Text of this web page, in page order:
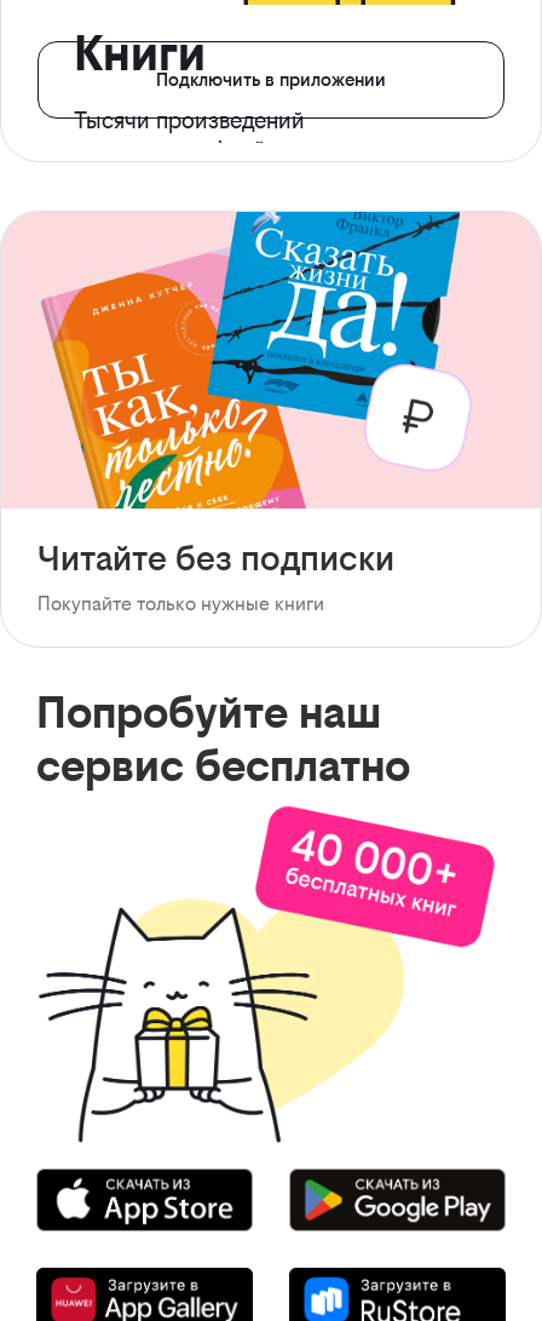
Книги
Тысячи произведений
с доступом офлайн
Подключить в приложении
Читайте без подписки
Покупайте только нужные книги
Попробуйте наш
сервис бесплатно